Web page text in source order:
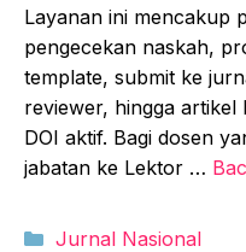
Layanan ini mencakup
pengecekan naskah,
template, submit ke
reviewer, hingga
DOI aktif. Bagi dosen
jabatan ke Lektor …
Kategori
Jurnal Nasional